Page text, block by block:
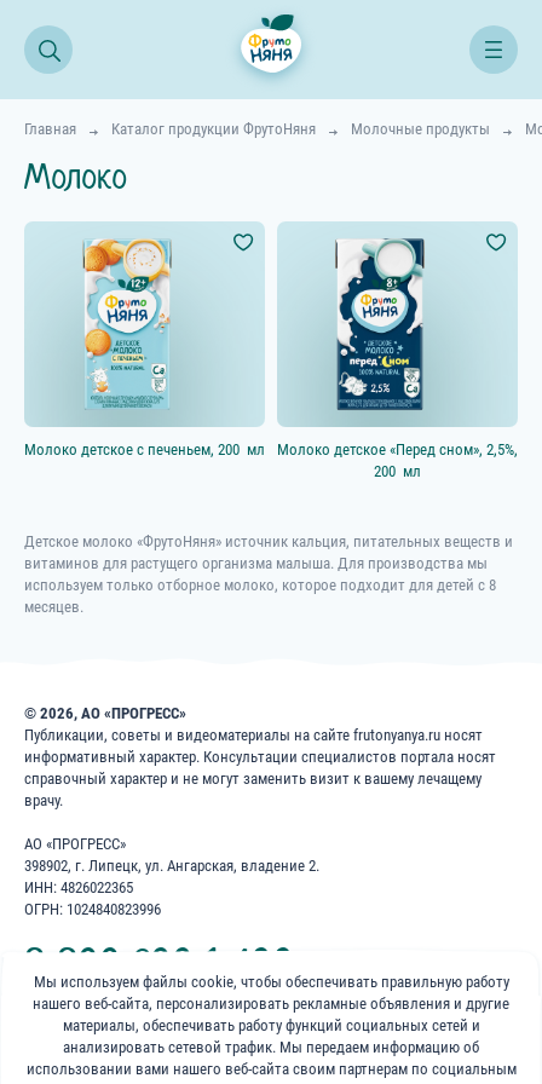
Главная Каталог продукции ФрутоНяня Молочные продукты
Молоко
Все продукты
Начинаем прикорм
Возраст ребёнка
4–5 мес.
6–8 мес.
9–11 мес.
18+ мес.
Категории
Соки и напитки
Мясные и мясорастительные
пюре
Выбрать всё
Молочные десерты и пудинги
Начинаем прикорм
Смузи
Супы
Молочные продукты
Выбрать всё
Кисломолочные продукты Выбрать всё
Молоко детское с печеньем, 200 мл
Молоко детское «Перед сном», 2,5%,
200 мл
Детское молоко «ФрутоНяня» источник кальция, питательных веществ и
витаминов для растущего организма малыша. Для производства мы
используем только отборное молоко, которое подходит для детей с 8
месяцев.
© 2026, АО «ПРОГРЕСС»
Публикации, советы и видеоматериалы на сайте frutonyanya.ru носят
информативный характер. Консультации специалистов портала носят
справочный характер и не могут заменить визит к вашему лечащему
врачу.
АО «ПРОГРЕСС»
398902, г. Липецк, ул. Ангарская, владение 2.
ИНН: 4826022365
ОГРН: 1024840823996
8 800 200 1 400
Бесплатно для звонков по России
«ФрутоНяня»
в социальных сетях:
Мы используем файлы cookie, чтобы обеспечивать правильную работу
нашего веб-сайта, персонализировать рекламные объявления и другие
материалы, обеспечивать работу функций социальных сетей и
анализировать сетевой трафик. Мы передаем информацию об
использовании вами нашего веб-сайта своим партнерам по социальным